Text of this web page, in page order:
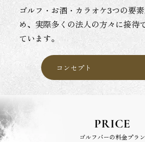
ゴルフ・お酒・カラオケ3つの要
め、実際多くの法人の方々に接待
ています。
コンセプト
PRICE
ゴルフバーの料金プラン